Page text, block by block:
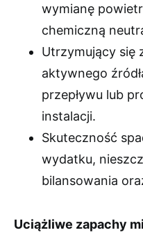
wymianę
chemiczną
Utrzymujący się
aktywnego
przepływu lub
instalacji.
Skuteczność
wydatku,
bilansowania
Uciążliwe zapachy